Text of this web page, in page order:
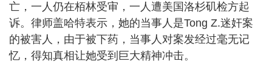
亡，一人仍在栢林受审，一人遭美国洛杉矶检方起
诉。律师盖哈特表示，她的当事人是Tong Z.迷奸案
的被害人，由于被下药，当事人对案发经过毫无记
忆，得知真相让她受到巨大精神冲击。